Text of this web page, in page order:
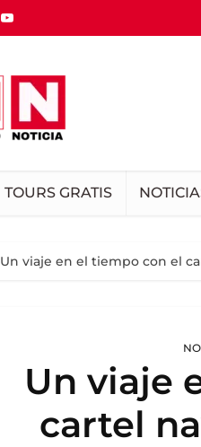
TOURS GRATIS
Un viaje en el tiempo con el
Un viaje
cartel